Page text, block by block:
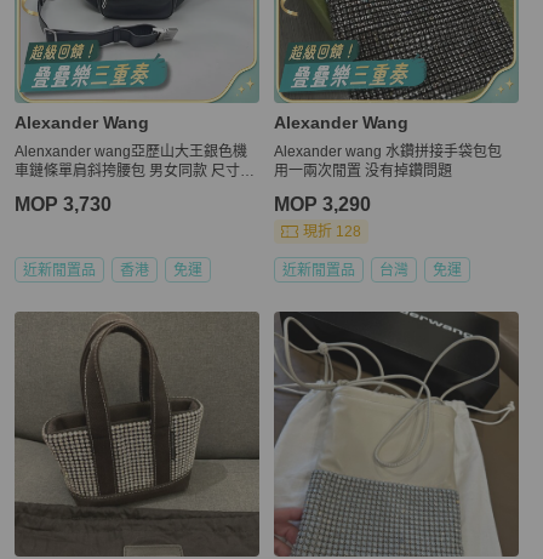
Alexander Wang
Alenxander wang亞歷山大王銀色機
車鏈條單肩斜挎腰包 男女同款 尺寸34
MOP 3,730
近新閒置品 香港 免運
Alexander Wang
Alexander wang 水鑽拼接手袋包包
用一兩次閒置 没有掉鑽問題
MOP 3,290
現折 128
近新閒置品 台灣 免運